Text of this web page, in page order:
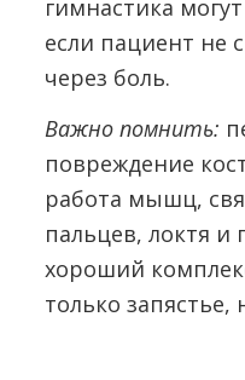
гимнастика
если пациент не
через боль.
Важно помнить:
повреждение
работа мышц,
пальцев, локтя и
хороший
только запястье,